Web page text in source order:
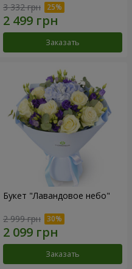
3 332 грн
Заказать
Букет "Лавандовое небо"
2 999 грн
Заказать